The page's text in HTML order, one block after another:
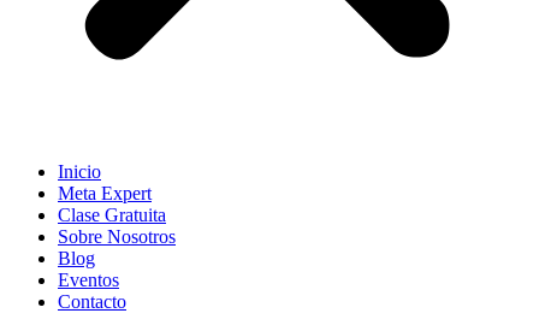
Inicio
Meta Expert
Clase Gratuita
Sobre Nosotros
Blog
Eventos
Contacto